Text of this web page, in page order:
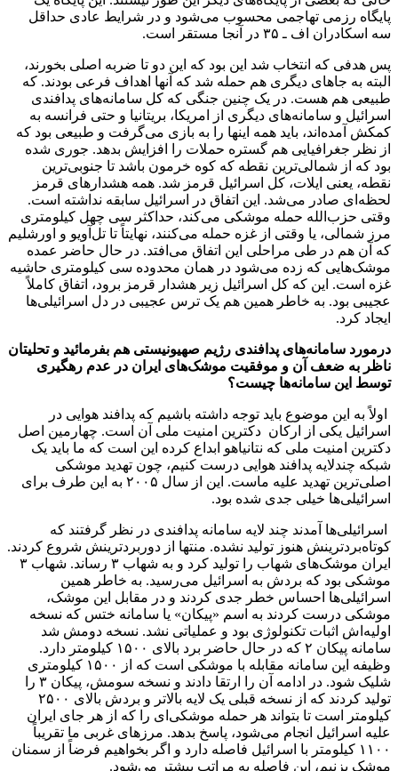
پایگاه رزمی تهاجمی محسوب می‌شود و در شرایط عادی حداقل
سه اسکادران اف ـ ۳۵ در آنجا مستقر است.
پس هدفی که انتخاب شد این بود که این دو تا ضربه اصلی بخورند،
البته به جاهای دیگری هم حمله شد که آنها اهداف فرعی بودند. که
طبیعی هم هست. در یک چنین جنگی که کل سامانه‌های پدافندی
اسرائیل و سامانه‌های دیگری از امریکا، بریتانیا و حتی فرانسه به
کمکش آمده‌اند، باید همه اینها را به بازی می‌گرفت و طبیعی بود که
از نظر جغرافیایی هم گستره حملات را افزایش بدهد. جوری شده
بود که از شمالی‌ترین نقطه که کوه خرمون باشد تا جنوبی‌ترین
نقطه، یعنی ایلات، کل اسرائیل قرمز شد. همه هشدارهای قرمز
لحظه‌ای صادر می‌شد. این اتفاق در اسرائیل سابقه نداشته است.
وقتی حزب‌الله حمله موشکی می‌کند، حداکثر سی چهل کیلومتری
مرز شمالی، یا وقتی از غزه حمله می‌کنند، نهایتاً تا تل‌آویو و اورشلیم
که آن هم در طی مراحلی این اتفاق می‌افتد. در حال حاضر عمده
موشک‌هایی که زده می‌شود در همان محدوده سی کیلومتری حاشیه
غزه است. این که کل اسرائیل زیر هشدار قرمز برود، اتفاق کاملاً
عجیبی بود. به خاطر همین هم یک ترس عجیبی در دل اسرائیلی‌ها
ایجاد کرد.
درمورد سامانه‌های پدافندی رژیم صهیونیستی هم بفرمائید و تحلیتان
ناظر به ضعف آن و موفقیت موشک‌های ایران در عدم رهگیری
توسط این سامانه‌ها چیست؟
اولاً به این موضوع باید توجه داشته باشیم که پدافند هوایی در
اسرائیل یکی از ارکان دکترین امنیت ملی آن است. چهارمین اصل
دکترین امنیت ملی که نتانیاهو ابداع کرده این است که ما باید یک
شبکه چندلایه پدافند هوایی درست کنیم، چون تهدید موشکی
اصلی‌ترین تهدید علیه ماست. این از سال ۲۰۰۵ به این طرف برای
اسرائیلی‌ها خیلی جدی شده بود.
اسرائیلی‌ها آمدند چند لایه سامانه پدافندی در نظر گرفتند که
کوتاه‌بردترینش هنوز تولید نشده. منتها از دوربردترینش شروع کردند.
ایران موشک‌های شهاب را تولید کرد و به شهاب ۳ رساند. شهاب ۳
موشکی بود که بردش به اسرائیل می‌رسید. به خاطر همین
اسرائیلی‌ها احساس خطر جدی کردند و در مقابل این موشک،
موشکی درست کردند به اسم «پیکان» یا سامانه ختس که نسخه
اولیه‌اش اثبات تکنولوژی بود و عملیاتی نشد. نسخه دومش شد
سامانه پیکان ۲ که در حال حاضر برد بالای ۱۵۰۰ کیلومتر دارد.
وظیفه این سامانه مقابله با موشکی است که از ۱۵۰۰ کیلومتری
شلیک شود. در ادامه آن را ارتقا دادند و نسخه سومش، پیکان ۳ را
تولید کردند که از نسخه قبلی یک لایه بالاتر و بردش بالای ۲۵۰۰
کیلومتر است تا بتواند هر حمله موشکی‌ای را که از هر جای ایران
علیه اسرائیل انجام می‌شود، پاسخ بدهد. مرزهای غربی ما تقریباً
۱۱۰۰ کیلومتر با اسرائیل فاصله دارد و اگر بخواهیم فرضاً از سمنان
موشک بزنیم، این فاصله به مراتب بیشتر می‌شود.